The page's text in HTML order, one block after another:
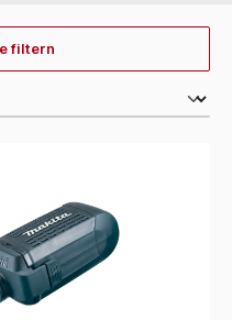
filtern